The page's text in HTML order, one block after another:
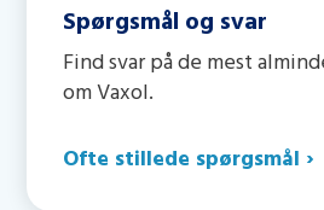
Spørgsmål og svar
Find svar på de mest
om Vaxol.
Ofte stillede spørgsmål ›